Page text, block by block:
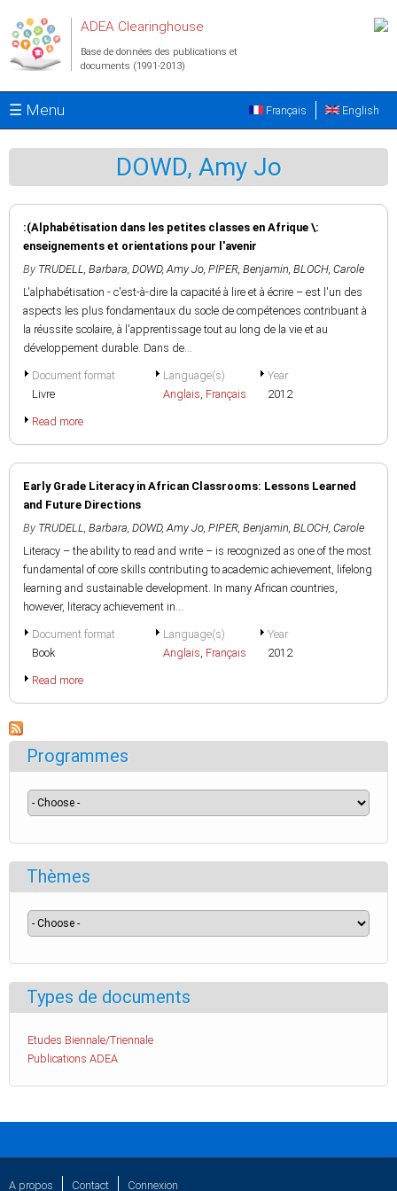
ADEA Clearinghouse
Base de données des publications et
documents (1991-2013)
☰ Menu English
Français
DOWD, Amy Jo
:(Alphabétisation dans les petites classes en Afrique \:
enseignements et orientations pour l'avenir
By TRUDELL, Barbara, DOWD, Amy Jo, PIPER, Benjamin, BLOCH, Carole
L'alphabétisation - c'est-à-dire la capacité à lire et à écrire – est l'un des
aspects les plus fondamentaux du socle de compétences contribuant à
la réussite scolaire, à l'apprentissage tout au long de la vie et au
développement durable. Dans de...
Document format
Livre
Language(s)
Anglais, Français
Year
2012
Read more
Early Grade Literacy in African Classrooms: Lessons Learned
and Future Directions
By TRUDELL, Barbara, DOWD, Amy Jo, PIPER, Benjamin, BLOCH, Carole
Literacy – the ability to read and write – is recognized as one of the most
fundamental of core skills contributing to academic achievement, lifelong
learning and sustainable development. In many African countries,
however, literacy achievement in...
Document format
Book
Language(s)
Anglais, Français
Year
2012
Read more
Programmes
Thèmes
Types de documents
Etudes Biennale/Triennale
Publications ADEA
A propos Contact Connexion